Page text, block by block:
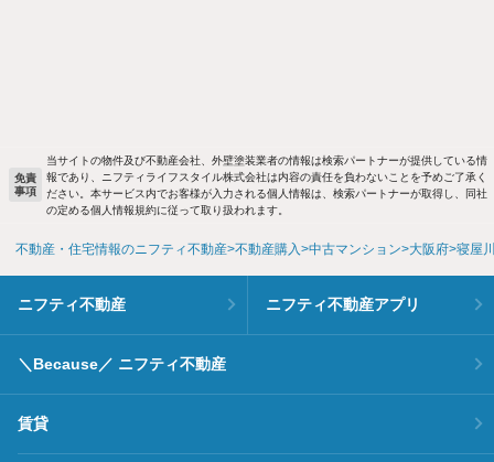
免責
事項
当サイトの物件及び不動産会社、外壁塗装業者の情報は検索パートナーが提供している情
報であり、ニフティライフスタイル株式会社は内容の責任を負わないことを予めご了承く
ださい。本サービス内でお客様が入力される個人情報は、検索パートナーが取得し、同社
の定める個人情報規約に従って取り扱われます。
不動産・住宅情報のニフティ不動産 不動産購入 中古マンション 大阪府 寝屋
ニフティ不動産 ニフティ不動産アプリ
＼Because／ ニフティ不動産
賃貸